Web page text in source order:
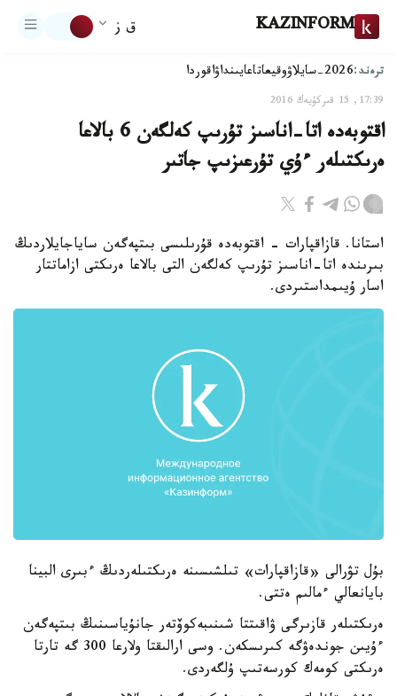
KAZINFORM ق ز
ترەند:2026-سايلاۋ وقيعاتاعايىنداۋاقوردا
17:39, 15 قىركۇيەك 2016
اقتوبەدە اتا-اناسىز تۇرىپ كەلگەن 6 بالاعا
ەرىكتىلەر ءۇي تۇرعىزىپ جاتىر
استانا. قازاقپارات - اقتوبەدە قۇرىلىسى بىتپەگەن ساياجايلاردىڭ
بىرىندە اتا-اناسىز تۇرىپ كەلگەن التى بالاعا ەرىكتى ازاماتتار
اسار ۇيىمداستىردى.
بۇل تۋرالى «قازاقپارات» تىلشىسىنە ەرىكتىلەردىڭ ءبىرى البينا
بايانعالي ءمالىم ەتتى.
ەرىكتىلەر قازىرگى ۋاقىتتا شىنىبەكوۆتەر جانۇياسىنىڭ بىتپەگەن
ءۇيىن جوندەۋگە كىرىسكەن. وسى ارالىقتا ولارعا 300 گە تارتا
ەرىكتى كومەك كورسەتىپ ۇلگەردى.